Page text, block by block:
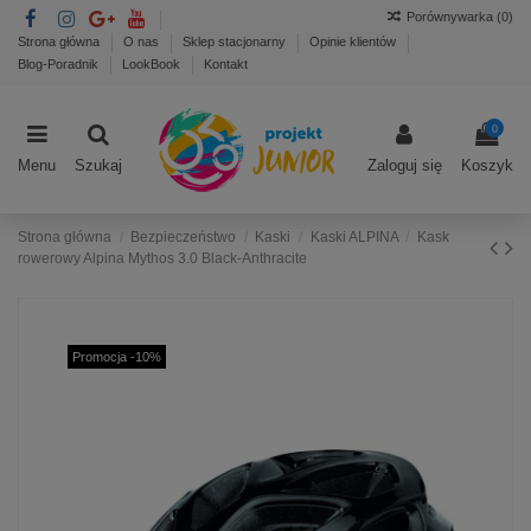
Strona główna O nas Sklep stacjonarny
Opinie klientów
Blog-Poradnik
LookBook Kontakt
Porównywarka (0)
Menu Szukaj Zaloguj się
0
Koszyk
Strona główna Bezpieczeństwo Kaski Kaski ALPINA
Kask
rowerowy Alpina Mythos 3.0 Black-Anthracite
Promocja -10%